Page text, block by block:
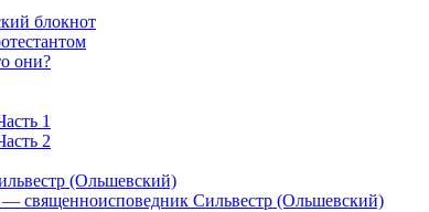
блокнот
они?
1
2
(Ольшевский)
священноисповедник Сильвестр (Ольшевский)